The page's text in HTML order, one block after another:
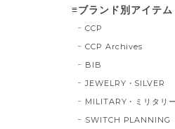
≡ブランド別アイテム
CCP
CCP Archives
BIB
JEWELRY・SILVER
MILITARY・ミリタリー
SWITCH PLANNING